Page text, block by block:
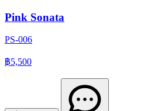
Pink Sonata
PS-006
฿5,500